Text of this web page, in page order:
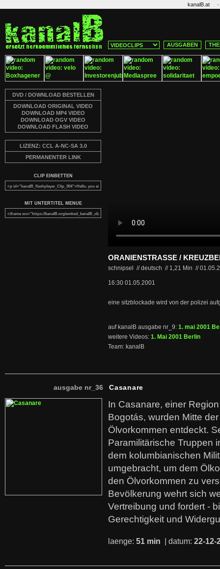
kanalB.at ·
AUSGABEN
DVD / DOWNLOAD BESTELLEN
DOWNLOAD ORIGINAL VIDEO
DOWNLOAD MP4 VIDEO
DOWNLOAD OGV VIDEO
DOWNLOAD FLASH VIDEO
LIZENZ: CCL A-NC-SA 3.0
PERMANENTER LINK
CLIP EINBETTEN
MIT UNTERTITEL MENUE
ORANIENSTRASSE /
schnipsel // deutsch // 1,21 Min //
16:30 01.05.2001
eine sitzblockade wird von der polizei
auf kanalB ausgabe nr_9: 1. mai 2001
weitere Videos: 1. Mai 2001 Berlin
Team: kanalB
ausgabe nr_36 Casanare
In Casanare, einer
Bogotás, wurden Mitte
Ölvorkommen entdeckt.
Paramilitärische Truppen
dem kolumbianischen
umgebracht, um dem
den Ölvorkommen zu
Bevölkerung wehrt sich
Vertreibung und fordert -
Gerechtigkeit und
laenge: 51 min | datum: 22-12-